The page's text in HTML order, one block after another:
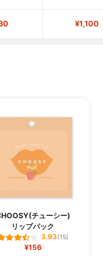
¥1,100
チューシー)
リップパック
3.93(15)
¥156